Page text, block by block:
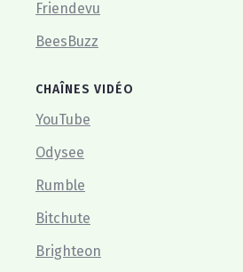
Friendevu
BeesBuzz
CHAÎNES VIDÉO
YouTube
Odysee
Rumble
Bitchute
Brighteon